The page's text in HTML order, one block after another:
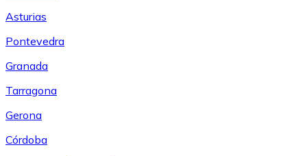
Asturias
Pontevedra
Granada
Tarragona
Gerona
Córdoba